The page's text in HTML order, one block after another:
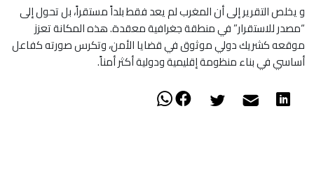
و يخلص التقرير إلى أن المغرب لم يعد فقط بلداً مستقراً، بل تحول إلى
“مصدر للاستقرار” في منطقة جغرافية معقدة. هذه المكانة تعزز
موقعه كشريك دولي موثوق في قضايا الأمن، وتكرس صورته كفاعل
أساسي في بناء منظومة إقليمية ودولية أكثر أمناً.